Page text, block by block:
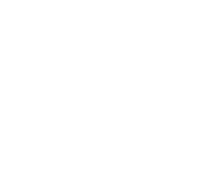
unseren Datenschutzhinweisen.